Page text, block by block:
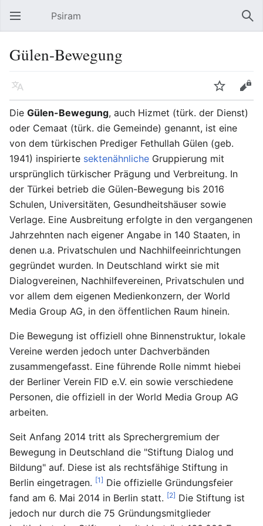
Hauptmenü öffnen Psiram
Gülen-Bewegung
Sprache Beobachten
Bearbeiten
Die Gülen-Bewegung, auch Hizmet (türk. der Dienst)
oder Cemaat (türk. die Gemeinde) genannt, ist eine
von dem türkischen Prediger Fethullah Gülen (geb.
1941) inspirierte sektenähnliche Gruppierung mit
ursprünglich türkischer Prägung und Verbreitung. In
der Türkei betrieb die Gülen-Bewegung bis 2016
Schulen, Universitäten, Gesundheitshäuser sowie
Verlage. Eine Ausbreitung erfolgte in den vergangenen
Jahrzehnten nach eigener Angabe in 140 Staaten, in
denen u.a. Privatschulen und Nachhilfeeinrichtungen
gegründet wurden. In Deutschland wirkt sie mit
Dialogvereinen, Nachhilfevereinen, Privatschulen und
vor allem dem eigenen Medienkonzern, der World
Media Group AG, in den öffentlichen Raum hinein.
Die Bewegung ist offiziell ohne Binnenstruktur, lokale
Vereine werden jedoch unter Dachverbänden
zusammengefasst. Eine führende Rolle nimmt hiebei
der Berliner Verein FID e.V. ein sowie verschiedene
Personen, die offiziell in der World Media Group AG
arbeiten.
Seit Anfang 2014 tritt als Sprechergremium der
Bewegung in Deutschland die "Stiftung Dialog und
Bildung" auf. Diese ist als rechtsfähige Stiftung in
Berlin eingetragen. [1] Die offizielle Gründungsfeier
fand am 6. Mai 2014 in Berlin statt. [2] Die Stiftung ist
jedoch nur durch die 75 Gründungsmitglieder